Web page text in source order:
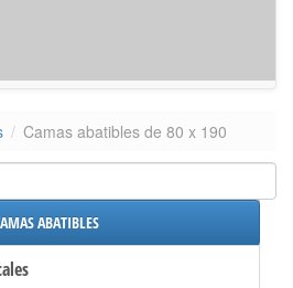
Camas abatibles de 80 x 190
ABATIBLES